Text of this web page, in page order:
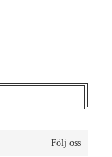
Följ oss